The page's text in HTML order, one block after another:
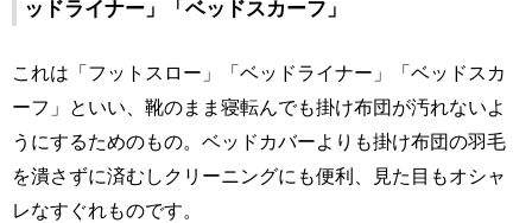
ッドライナー」「ベッドスカーフ」
これは「フットスロー」「ベッドライナー」「ベッドスカ
ーフ」といい、靴のまま寝転んでも掛け布団が汚れないよ
うにするためのもの。ベッドカバーよりも掛け布団の羽毛
を潰さずに済むしクリーニングにも便利、見た目もオシャ
レなすぐれものです。